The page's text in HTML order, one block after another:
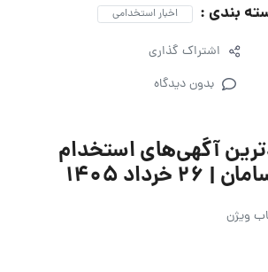
بندی : اخبار استخدامی
اشتراک گذاری
بدون دیدگاه
آگهی‌های استخدام
۱۴۰۵
ویژن